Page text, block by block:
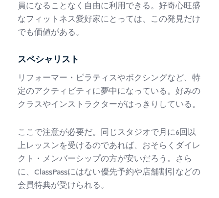
員になることなく自由に利用できる。好奇心旺盛
なフィットネス愛好家にとっては、この発見だけ
でも価値がある。
スペシャリスト
リフォーマー・ピラティスやボクシングなど、特
定のアクティビティに夢中になっている。好みの
クラスやインストラクターがはっきりしている。
ここで注意が必要だ。同じスタジオで月に6回以
上レッスンを受けるのであれば、おそらくダイレ
クト・メンバーシップの方が安いだろう。さら
に、ClassPassにはない優先予約や店舗割引などの
会員特典が受けられる。